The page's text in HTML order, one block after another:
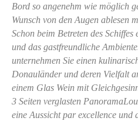
Bord so angenehm wie möglich
Wunsch von den Augen ablesen
Schon beim Betreten des
und das gastfreundliche
unternehmen Sie einen
Donauländer und deren Vielfalt
einem Glas Wein mit
3 Seiten verglasten
eine Aussicht par excellence und